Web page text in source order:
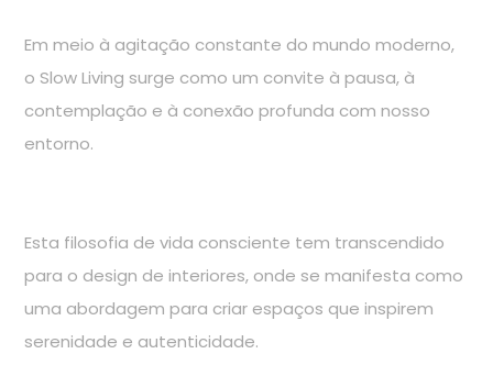
Em meio à agitação constante do mundo moderno,
o Slow Living surge como um convite à pausa, à
contemplação e à conexão profunda com nosso
entorno.
Esta filosofia de vida consciente tem transcendido
para o design de interiores, onde se manifesta como
uma abordagem para criar espaços que inspirem
serenidade e autenticidade.